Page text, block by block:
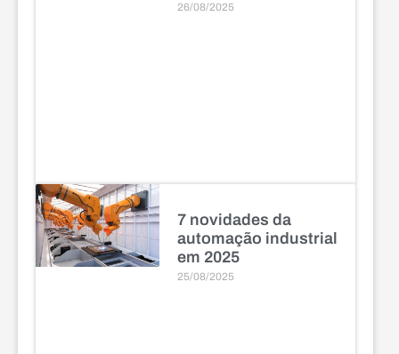
26/08/2025
7 novidades da
automação industrial
em 2025
25/08/2025